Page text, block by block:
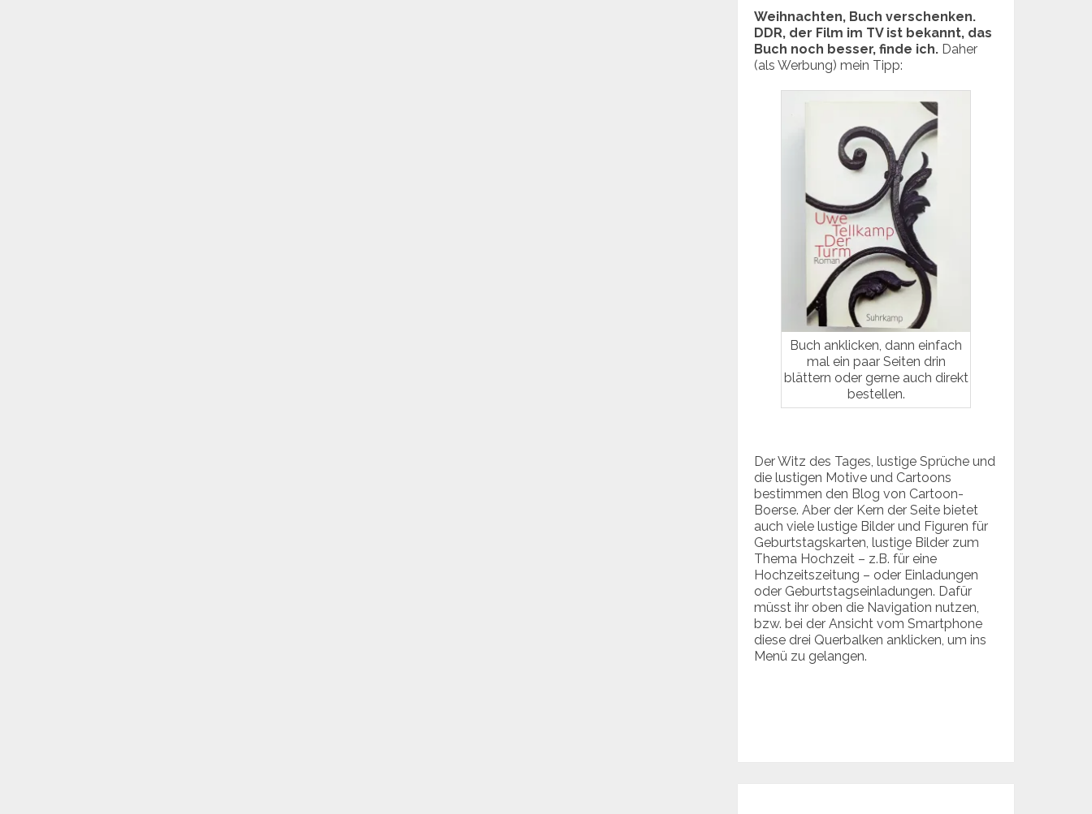
Weihnachten, Buch verschenken.
DDR, der Film im TV ist bekannt, das
Buch noch besser, finde ich. Daher
(als Werbung) mein Tipp:
Buch anklicken, dann einfach
mal ein paar Seiten drin
blättern oder gerne auch direkt
bestellen.
Der Witz des Tages, lustige Sprüche und
die lustigen Motive und Cartoons
bestimmen den Blog von Cartoon-
Boerse. Aber der Kern der Seite bietet
auch viele lustige Bilder und Figuren für
Geburtstagskarten, lustige Bilder zum
Thema Hochzeit – z.B. für eine
Hochzeitszeitung – oder Einladungen
oder Geburtstagseinladungen. Dafür
müsst ihr oben die Navigation nutzen,
bzw. bei der Ansicht vom Smartphone
diese drei Querbalken anklicken, um ins
Menü zu gelangen.